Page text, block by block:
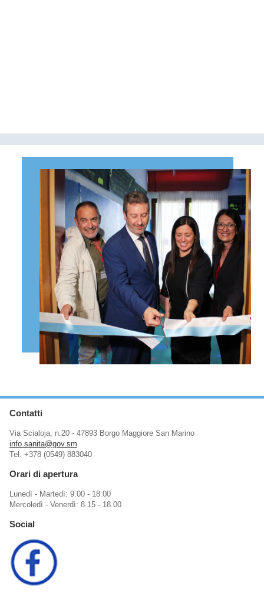
Contatti
Via Scialoja, n.20 - 47893 Borgo Maggiore San Marino
info.sanita@gov.sm
Tel. +378 (0549) 883040
Orari di apertura
Lunedì - Martedì: 9.00 - 18.00
Mercoledì - Venerdì: 8.15 - 18.00
Social